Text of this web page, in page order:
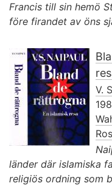
Francis till sin hemö
före firandet av öns
V.
länder där islamiska
religiös ordning som